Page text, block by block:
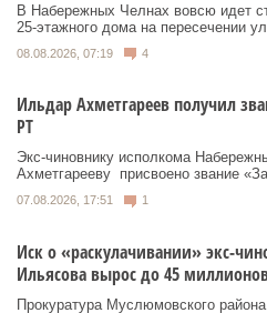
В Набережных Челнах вовсю идет
25‑этажного дома на пересечении
08.08.2026, 07:19 4
Ильдар Ахметгареев получил
РТ
Экс‑чиновнику исполкома
Ахметгарееву присвоено звание
07.08.2026, 17:51 1
Иск о «раскулачивании» экс-
Ильясова вырос до 45
Прокуратура Муслюмовского